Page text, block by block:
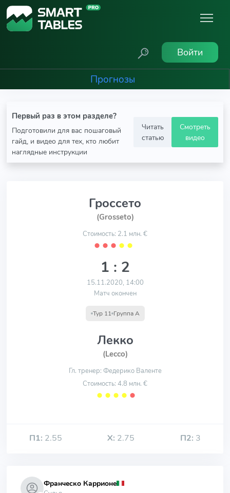
Войти
Прогнозы
Первый раз в этом разделе?
Подготовили для вас пошаговый
гайд, и видео для тех, кто любит
наглядные инструкции
Читать
статью
Смотреть
видео
Гроссето
(Grosseto)
Стоимость: 2.1 млн. €
⬤ ⬤ ⬤ ⬤ ⬤
1 : 2
15.11.2020, 14:00
Матч окончен
Тур 11 Группа А
Лекко
(Lecco)
Гл. тренер: Федерико Валенте
Стоимость: 4.8 млн. €
⬤ ⬤ ⬤ ⬤ ⬤
П1: 2.55 Х: 2.75 П2: 3
Франческо Каррионе